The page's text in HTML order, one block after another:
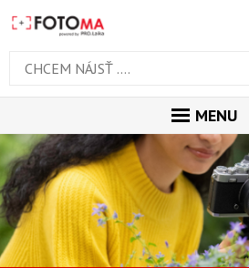
MENU
ÚVOD
MAGAZÍN
VŠETKY ČLÁNKY
RECENZIE